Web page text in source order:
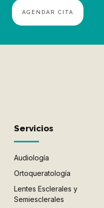
AGENDAR CITA
Servicios
Audiología
Ortoqueratología
Lentes Esclerales y
Semiesclerales